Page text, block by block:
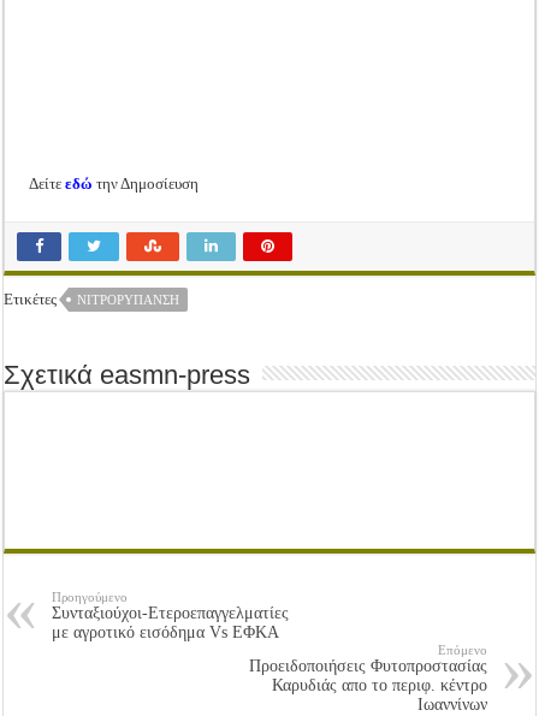
Δείτε εδώ την Δημοσίευση
Ετικέτες ΝΙΤΡΟΡΎΠΑΝΣΗ
Σχετικά easmn-press
Προηγούμενο
Συνταξιούχοι-Ετεροεπαγγελματίες
με αγροτικό εισόδημα Vs ΕΦΚΑ
Επόμενο
Προειδοποιήσεις Φυτοπροστασίας
Καρυδιάς απο το περιφ. κέντρο
Ιωαννίνων